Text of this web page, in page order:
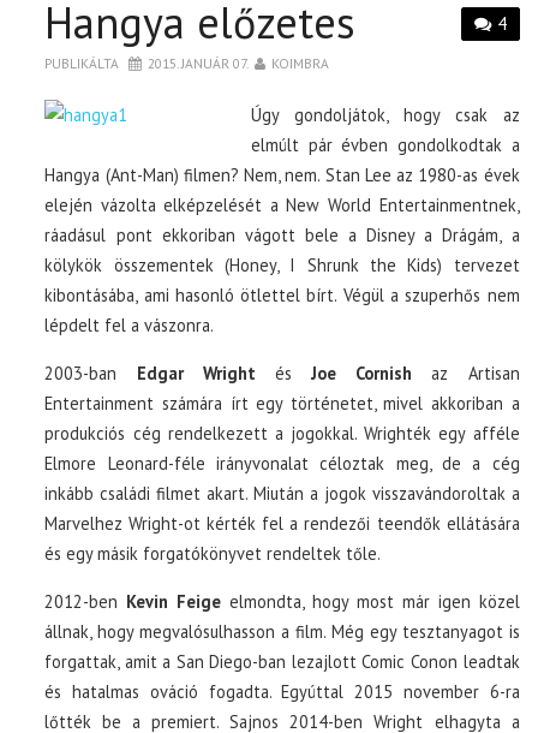
4
Hangya előzetes
PUBLIKÁLTA 2015. JANUÁR 07. KOIMBRA
Úgy gondoljátok, hogy csak az
elmúlt pár évben gondolkodtak a
Hangya (Ant-Man) filmen? Nem, nem. Stan Lee az 1980-as évek
elején vázolta elképzelését a New World Entertainmentnek,
ráadásul pont ekkoriban vágott bele a Disney a Drágám, a
kölykök összementek (Honey, I Shrunk the Kids) tervezet
kibontásába, ami hasonló ötlettel bírt. Végül a szuperhős nem
lépdelt fel a vászonra.
2003-ban Edgar Wright és Joe Cornish az Artisan
Entertainment számára írt egy történetet, mivel akkoriban a
produkciós cég rendelkezett a jogokkal. Wrighték egy afféle
Elmore Leonard-féle irányvonalat céloztak meg, de a cég
inkább családi filmet akart. Miután a jogok visszavándoroltak a
Marvelhez Wright-ot kérték fel a rendezői teendők ellátására
és egy másik forgatókönyvet rendeltek tőle.
2012-ben Kevin Feige elmondta, hogy most már igen közel
állnak, hogy megvalósulhasson a film. Még egy tesztanyagot is
forgattak, amit a San Diego-ban lezajlott Comic Conon leadtak
és hatalmas ováció fogadta. Egyúttal 2015 november 6-ra
lőtték be a premiert. Sajnos 2014-ben Wright elhagyta a